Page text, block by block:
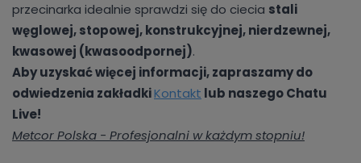
przecinarka idealnie sprawdzi się do ciecia stali
węglowej, stopowej, konstrukcyjnej, nierdzewnej,
kwasowej (kwasoodpornej).
Aby uzyskać więcej informacji, zapraszamy do
odwiedzenia zakładkiKontakt lub naszego Chatu
Live!
Metcor Polska - Profesjonalni w każdym stopniu!